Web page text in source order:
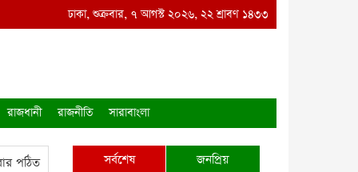
রাবিপ্রবি’র রিজেন্ট বোর্ডের ১২তম সভা অনুষ্ঠিত●রাঙামাটির কল্যাণপুরে
ঢাকা, শুক্রবার, ৭ আগস্ট ২০২৬, ২২ শ্রাবণ ১৪৩৩
রাজধানী রাজনীতি সারাবাংলা
পঠিত সর্বশেষ
জনপ্রিয়